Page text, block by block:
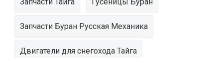
Запчасти Буран Русская Механика
Двигатели для снегохода Тайга